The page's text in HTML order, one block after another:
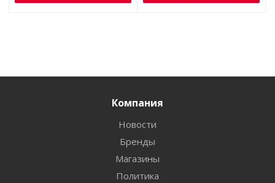
Компания
Новости
Бренды
Магазины
Политика